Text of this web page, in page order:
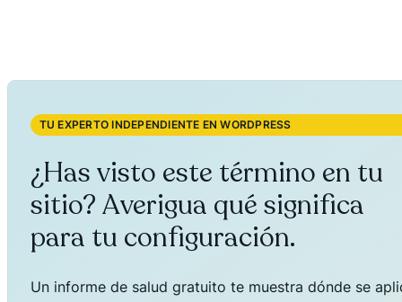
TU EXPERTO INDEPENDIENTE EN WORDPRESS
¿Has visto este término en tu
sitio? Averigua qué significa
para tu configuración.
Un informe de salud gratuito te muestra dónde se